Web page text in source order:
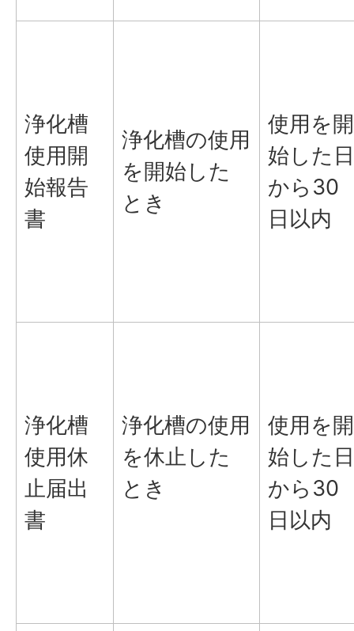
浄化槽
使用開
始報告
書
浄化槽の使用
を開始した
とき
使用を開
始した日
から30
日以内
浄化槽
使用休
止届出
書
浄化槽の使用
を休止した
とき
使用を開
始した日
から30
日以内